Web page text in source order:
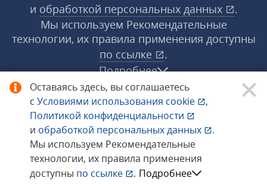
Оставаясь здесь, вы соглашаетесь
с Условиями использования cookie
,
Политикой конфиденциальности
и обработкой персональных данных
.
Мы используем Рекомендательные
технологии, их правила применения
доступны по ссылке . Подробнее
и обработкой персональных данных
.
Мы используем Рекомендательные
технологии, их правила применения доступны
по ссылке
.
Подробнее
© 1998−2026 «1С‑Рарус» ®. Все права
защищены.
Сообщить об ошибке